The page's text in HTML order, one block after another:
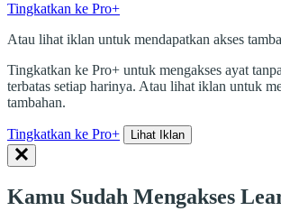
Tingkatkan ke Pro+
Atau lihat iklan untuk mendapatkan akses
Tingkatkan ke Pro+ untuk mengakses ayat
terbatas setiap harinya. Atau lihat iklan untuk
tambahan.
Tingkatkan ke Pro+ Lihat Iklan
Kamu Sudah Mengakses